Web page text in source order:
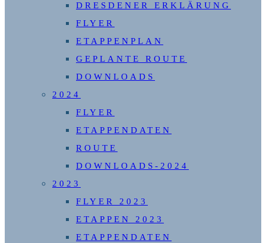
DRESDENER ERKLÄRUNG
FLYER
ETAPPENPLAN
GEPLANTE ROUTE
DOWNLOADS
2024
FLYER
ETAPPENDATEN
ROUTE
DOWNLOADS-2024
2023
FLYER 2023
ETAPPEN 2023
ETAPPENDATEN